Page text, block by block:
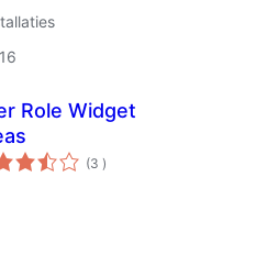
Role Widget
(3 aantal
beoordelingen
)